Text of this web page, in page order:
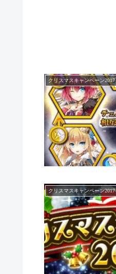
クリスマスキャンペーン2017
クリスマスキャンペーン2017